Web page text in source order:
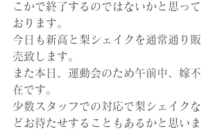
こかで終了するのではないかと思って
おります。
今日も新高と梨シェイクを通常通り販
売致します。
また本日、運動会のため午前中、嫁不
在です。
少数スタッフでの対応で梨シェイクな
どお待たせすることもあるかと思いま